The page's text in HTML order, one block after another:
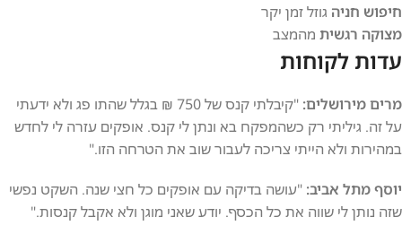
חיפוש חניה גוזל זמן יקר
מצוקה רגשית מהמצב
עדות לקוחות
מרים מירושלים:
"קיבלתי קנס של 750 ₪ בגלל שהתו פג ולא ידעתי
על זה. גיליתי רק כשהמפקח בא ונתן לי קנס. אופקים עזרה לי לחדש
במהירות ולא הייתי צריכה לעבור שוב את הטרחה הזו."
יוסף מתל אביב: "עושה בדיקה עם אופקים כל חצי שנה. השקט נפשי
שזה נותן לי שווה את כל הכסף. יודע שאני מוגן ולא אקבל קנסות."